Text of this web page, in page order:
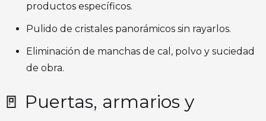
productos específicos.
Pulido de cristales panorámicos sin rayarlos.
Eliminación de manchas de cal, polvo y suciedad
de obra.
🚪 Puertas, armarios y